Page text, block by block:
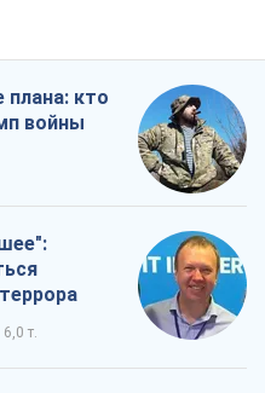
плана: кто
войны
6,0 т.